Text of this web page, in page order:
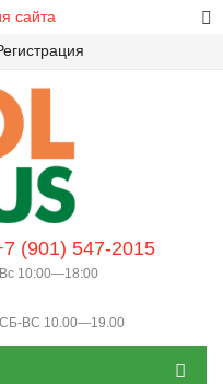
сайта
(901) 547-2015
10:00—18:00
ВС 10.00—19.00